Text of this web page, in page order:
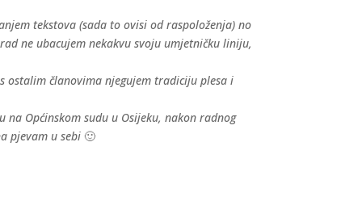
tekstova (sada to ovisi od raspoloženja) no
ne ubacujem nekakvu svoju umjetničku liniju,
ostalim članovima njegujem tradiciju plesa i
Općinskom sudu u Osijeku, nakon radnog
pjevam u sebi 🙂